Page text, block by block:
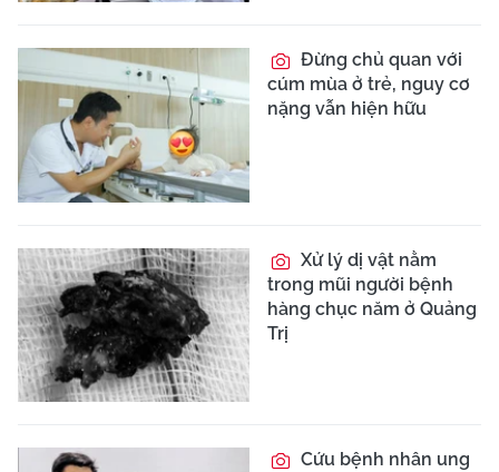
Đừng chủ quan với
cúm mùa ở trẻ, nguy cơ
nặng vẫn hiện hữu
Xử lý dị vật nằm
trong mũi người bệnh
hàng chục năm ở Quảng
Trị
Cứu bệnh nhân ung